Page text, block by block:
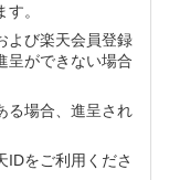
。
よび楽天会員登録
呈ができない場合
る場合、進呈され
IDをご利用くださ